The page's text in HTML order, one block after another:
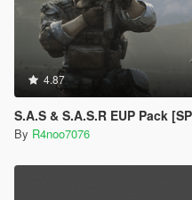
4.87
S.A.S & S.A.S.R EUP Pack
By R4noo7076